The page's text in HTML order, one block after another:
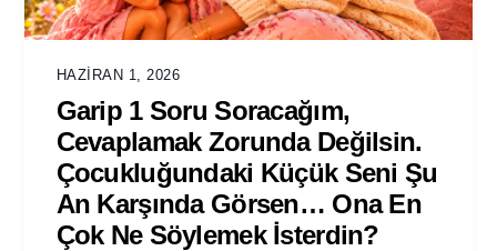
HAZIRAN 1, 2026
Garip 1 Soru Soracağım,
Cevaplamak Zorunda Değilsin.
Çocukluğundaki Küçük Seni Şu
An Karşında Görsen… Ona En
Çok Ne Söylemek İsterdin?